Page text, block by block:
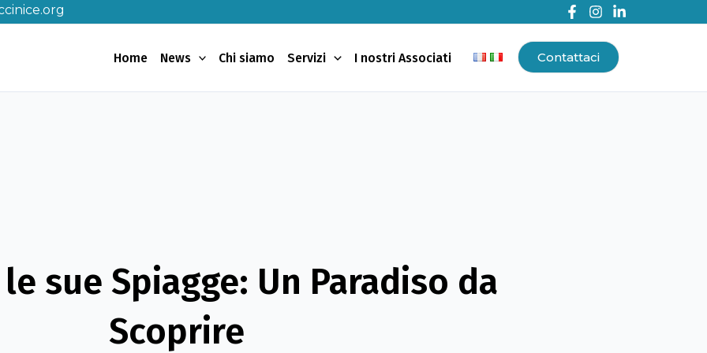
Home News Chi siamo Servizi I nostri Associati Contattaci
sue Spiagge: Un Paradiso da
Scoprire